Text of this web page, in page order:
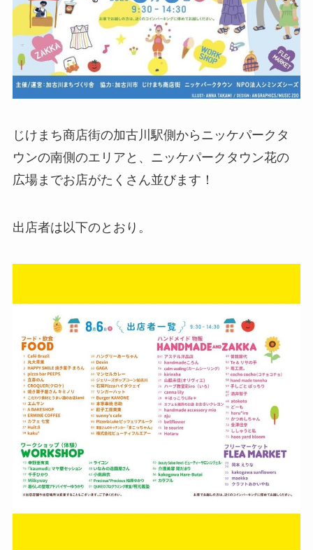
じけまち商店街の加古川駅側からニッケパークタ
ウンの南側のエリアと、ニッケパークタウン花の
広場までお店がたくさん並びます！
出店者は以下のとおり。